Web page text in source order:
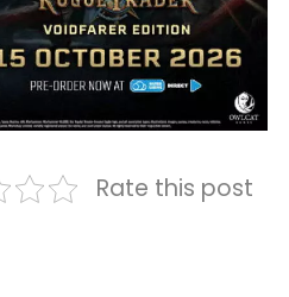
Rate this post